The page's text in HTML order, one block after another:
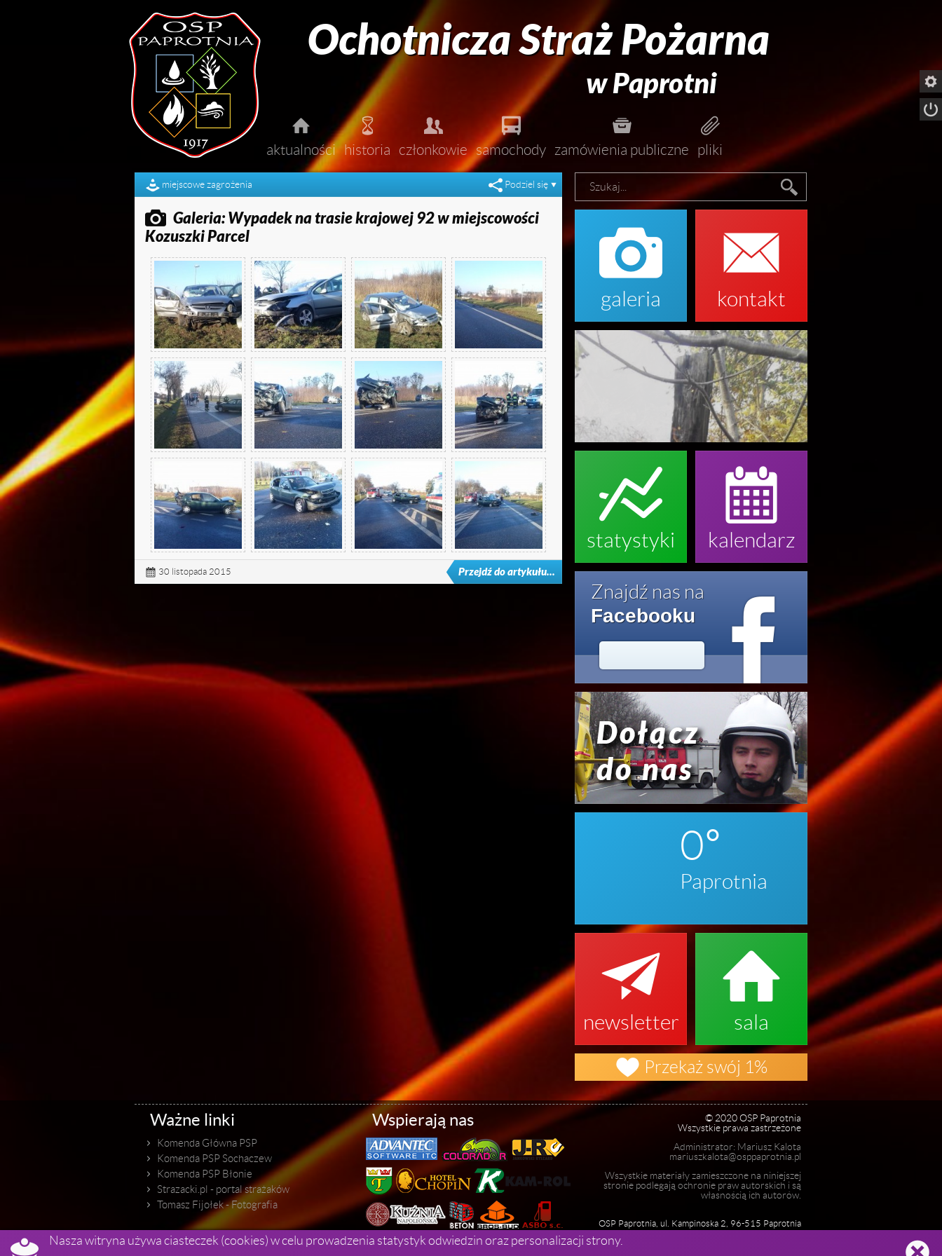
Ochotnicza Straż Pożarna
w Paprotni

aktualności
miejscowe zagrożenia
 zawody
 uroczystości
 ogłoszenia
 fałszywe alarmy

historia

członkowie
 dołącz do nas!

samochody

zamówienia publiczne

pliki
miejscowe zagrożenia Podziel się
 Galeria: Wypadek na trasie krajowej 92 w miejscowości
Kozuszki Parcel
30 listopada 2015 Przejdź do artykułu...

galeria

kontakt

statystyki

kalendarz
Znajdź nas na
Facebooku

0
Paprotnia

newsletter

sala
 Przekaż swój 1%
Ważne linki
Komenda Główna PSP
Komenda PSP Sochaczew
Komenda PSP Błonie
Strazacki.pl - portal strażaków
Tomasz Fijołek - Fotografia
Wspierają nas
© 2020 OSP Paprotnia
Wszystkie prawa zastrzeżone
Administrator: Mariusz Kalota
mariuszkalota@osppaprotnia.pl
Wszystkie materiały zamieszczone na niniejszej
stronie podlegają ochronie praw autorskich i są
własnością ich autorów.
OSP Paprotnia, ul. Kampinoska 2, 96-515 Paprotnia


Nasza witryna używa ciasteczek (cookies) w celu prowadzenia statystyk odwiedzin oraz personalizacji strony.